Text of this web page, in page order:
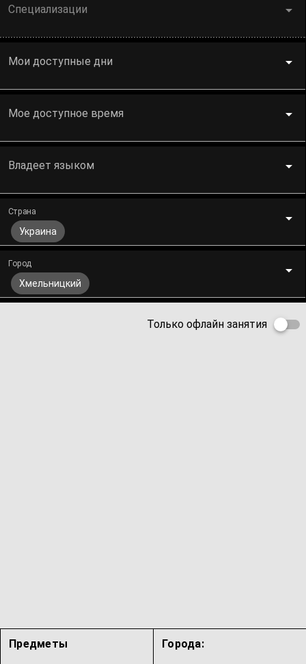
Специализации
Мои доступные дни
Мое доступное время
Владеет языком
Страна
Украина
Город
Хмельницкий
Только офлайн занятия
Предметы Города: